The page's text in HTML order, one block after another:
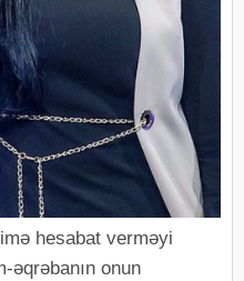
hesabat verməyi
əqrəbanın onun